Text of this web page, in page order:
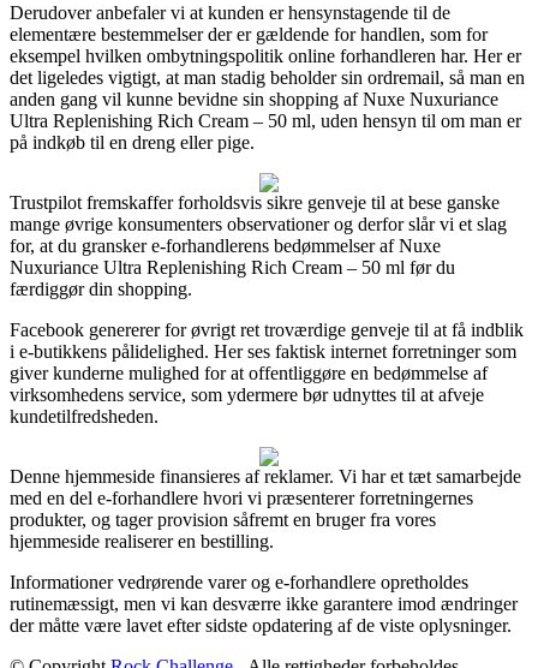
Derudover anbefaler vi at kunden er hensynstagende til de
elementære bestemmelser der er gældende for handlen, som for
eksempel hvilken ombytningspolitik online forhandleren har. Her er
det ligeledes vigtigt, at man stadig beholder sin ordremail, så man en
anden gang vil kunne bevidne sin shopping af Nuxe Nuxuriance
Ultra Replenishing Rich Cream – 50 ml, uden hensyn til om man er
på indkøb til en dreng eller pige.
Trustpilot fremskaffer forholdsvis sikre genveje til at bese ganske
mange øvrige konsumenters observationer og derfor slår vi et slag
for, at du gransker e-forhandlerens bedømmelser af Nuxe
Nuxuriance Ultra Replenishing Rich Cream – 50 ml før du
færdiggør din shopping.
Facebook genererer for øvrigt ret troværdige genveje til at få indblik
i e-butikkens pålidelighed. Her ses faktisk internet forretninger som
giver kunderne mulighed for at offentliggøre en bedømmelse af
virksomhedens service, som ydermere bør udnyttes til at afveje
kundetilfredsheden.
Denne hjemmeside finansieres af reklamer. Vi har et tæt samarbejde
med en del e-forhandlere hvori vi præsenterer forretningernes
produkter, og tager provision såfremt en bruger fra vores
hjemmeside realiserer en bestilling.
Informationer vedrørende varer og e-forhandlere opretholdes
rutinemæssigt, men vi kan desværre ikke garantere imod ændringer
der måtte være lavet efter sidste opdatering af de viste oplysninger.